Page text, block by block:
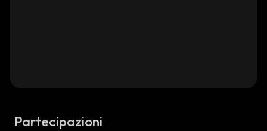
Partecipazioni